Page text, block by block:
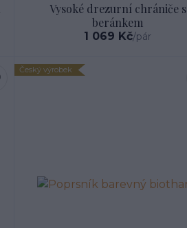
Vysoké drezurní chrániče s
beránkem
1 069 Kč/pár
Český výrobek